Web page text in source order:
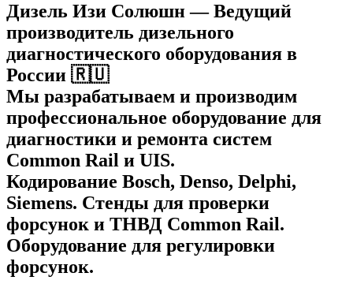
Дизель Изи Солюшн— Ведущий
производитель дизельного
диагностического оборудования в
России 🇷🇺
Мы разрабатываем и производим
профессиональное оборудование для
диагностики и ремонта систем
Common Rail и UIS.
Кодирование Bosch, Denso, Delphi,
Siemens. Стенды для проверки
форсунок и ТНВД Common Rail.
Оборудование для регулировки
форсунок.